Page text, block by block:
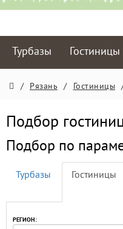
Турбазы Гостиницы
/ Рязань / Гостиницы
Подбор
Подбор по
Турбазы Гостиницы
РЕГИОН: